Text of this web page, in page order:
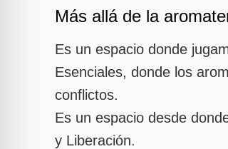
Más allá de la
Es un espacio donde
Esenciales, donde los
conflictos.
Es un espacio desde
y Liberación.